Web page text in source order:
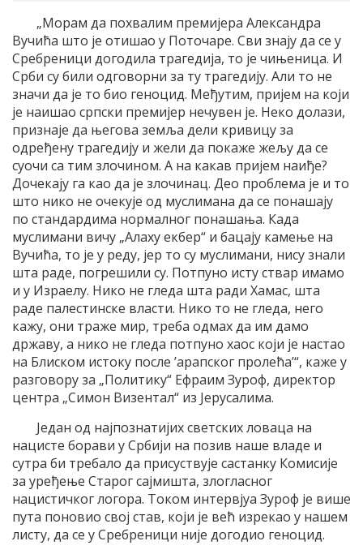
„Морам да похвалим премијера Александра
Вучића што је отишао у Поточаре. Сви знају да се у
Сребреници догодила трагедија, то је чињеница. И
Срби су били одговорни за ту трагедију. Али то не
значи да је то био геноцид. Међутим, пријем на који
је наишао српски премијер нечувен је. Неко долази,
признаје да његова земља дели кривицу за
одређену трагедију и жели да покаже жељу да се
суочи са тим злочином. А на какав пријем наиђе?
Дочекају га као да је злочинац. Део проблема је и то
што нико не очекује од муслимана да се понашају
по стандардима нормалног понашања. Када
муслимани вичу „Алаху екбер“ и бацају камење на
Вучића, то је у реду, јер то су муслимани, нису знали
шта раде, погрешили су. Потпуно исту ствар имамо
и у Израелу. Нико не гледа шта ради Хамас, шта
раде палестинске власти. Нико то не гледа, него
кажу, они траже мир, треба одмах да им дамо
државу, а нико не гледа потпуно хаос који је настао
на Блиском истоку после ’арапског пролећа’“, каже у
разговору за „Политику“ Ефраим Зуроф, директор
центра „Симон Визентал“ из Јерусалима.
Један од најпознатијих светских ловаца на
нацисте борави у Србији на позив наше владе и
сутра би требало да присуствује састанку Комисије
за уређење Старог сајмишта, злогласног
нацистичког логора. Током интервјуа Зуроф је више
пута поновио свој став, који је већ изрекао у нашем
листу, да се у Сребреници није догодио геноцид.